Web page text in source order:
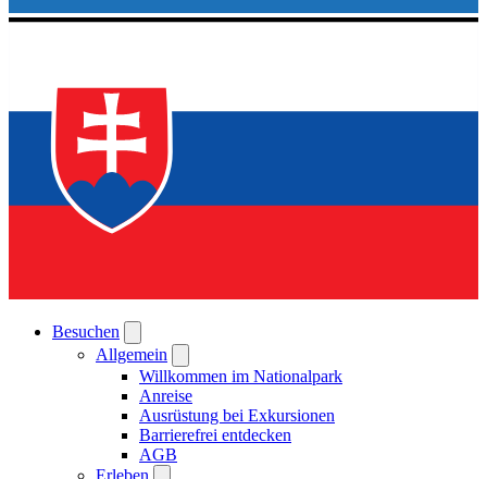
Besuchen
Allgemein
Willkommen im Nationalpark
Anreise
Ausrüstung bei Exkursionen
Barrierefrei entdecken
AGB
Erleben